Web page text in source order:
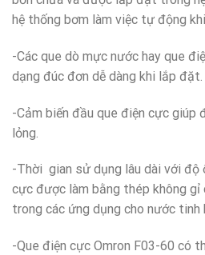
hệ thống bơm làm việc tự động
-Các que dò mực nước hay que
dạng đúc đơn dễ dàng khi lắp đặt.
-Cảm biến đầu que điện cực giúp
lỏng.
-Thời gian sử dụng lâu dài với độ
cực được làm bằng thép không
trong các ứng dụng cho nước tinh
-Que điện cực Omron F03-60 có